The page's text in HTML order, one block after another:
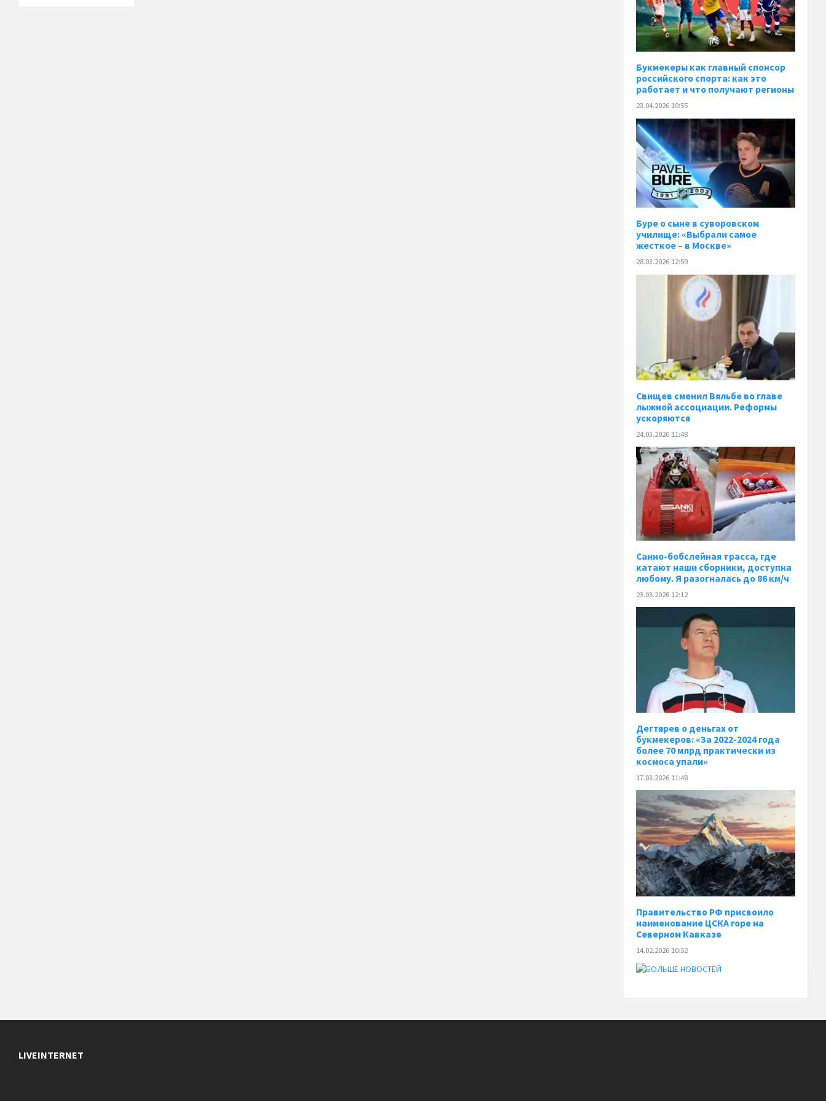
Букмекеры как главный спонсор
российского спорта: как это
работает и что получают регионы
23.04.2026 10:55
Буре о сыне в суворовском
училище: «Выбрали самое
жесткое – в Москве»
28.03.2026 12:59
Свищев сменил Вяльбе во главе
лыжной ассоциации. Реформы
ускоряются
24.03.2026 11:48
Санно-бобслейная трасса, где
катают наши сборники, доступна
любому. Я разогналась до 86 км/ч
23.03.2026 12:12
Дегтярев о деньгах от
букмекеров: «За 2022-2024 года
более 70 млрд практически из
космоса упали»
17.03.2026 11:48
Правительство РФ присвоило
наименование ЦСКА горе на
Северном Кавказе
14.02.2026 10:52
LIVEINTERNET